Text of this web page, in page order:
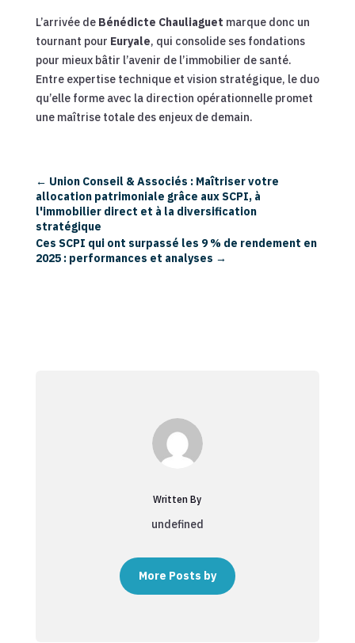
L’arrivée de Bénédicte Chauliaguet marque donc un
tournant pour Euryale, qui consolide ses fondations
pour mieux bâtir l’avenir de l’immobilier de santé.
Entre expertise technique et vision stratégique, le duo
qu’elle forme avec la direction opérationnelle promet
une maîtrise totale des enjeux de demain.
← Union Conseil & Associés : Maîtriser votre
allocation patrimoniale grâce aux SCPI, à
l'immobilier direct et à la diversification
stratégique
Ces SCPI qui ont surpassé les 9 % de rendement en
2025 : performances et analyses →
Written By
undefined
More Posts by